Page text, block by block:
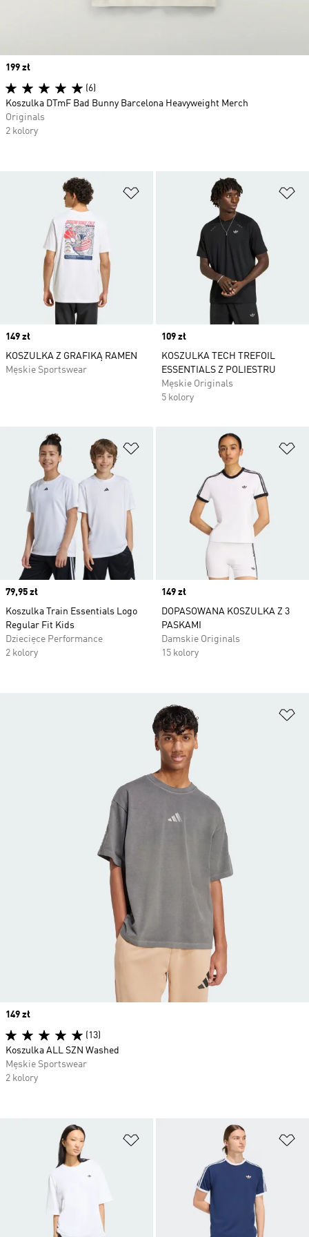
Dodaj do listy życzeń
Price
149 zł
KOSZULKA Z GRAFIKĄ RAMEN
Męskie Sportswear
Price
109 zł
KOSZULKA TECH TREFOIL
ESSENTIALS Z POLIESTRU
Męskie Originals
5 kolory
Dodaj do listy życzeń
Price
79,95 zł
Koszulka Train Essentials Logo
Regular Fit Kids
Dziecięce Performance
2 kolory
Price
149 zł
DOPASOWANA KOSZULKA Z 3
PASKAMI
Damskie Originals
15 kolory
Dodaj do listy życzeń
Price
199 zł
(6)
Koszulka DTmF Bad Bunny Barcelona Heavyweight Merch
Originals
2 kolory
Price
149 zł
(13)
Koszulka ALL SZN Washed
Męskie Sportswear
2 kolory